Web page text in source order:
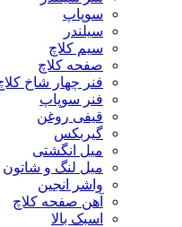
سوپاپ
سیلندر
سیم کلاچ
صفحه کلاچ
فنر چهار شاخ
فنر سوپاپ
قیفی روغن
گیربکس
میل انگشتی
میل لنگ و شاتون
واشر انجین
آهن صفحه کلاچ
اسبک بالا